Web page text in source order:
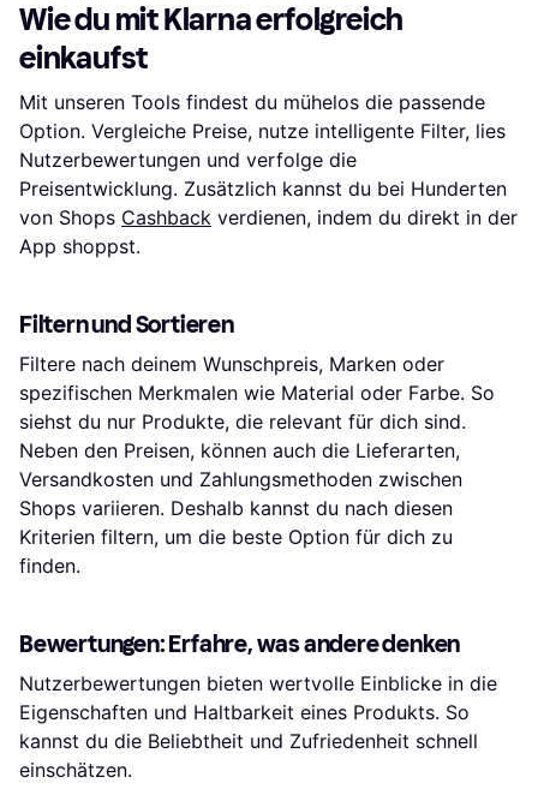
Wie du mit Klarna erfolgreich
einkaufst
Mit unseren Tools findest du mühelos die passende
Option. Vergleiche Preise, nutze intelligente Filter, lies
Nutzerbewertungen und verfolge die
Preisentwicklung. Zusätzlich kannst du bei Hunderten
von Shops Cashback verdienen, indem du direkt in der
App shoppst.
Filtern und Sortieren
Filtere nach deinem Wunschpreis, Marken oder
spezifischen Merkmalen wie Material oder Farbe. So
siehst du nur Produkte, die relevant für dich sind.
Neben den Preisen, können auch die Lieferarten,
Versandkosten und Zahlungsmethoden zwischen
Shops variieren. Deshalb kannst du nach diesen
Kriterien filtern, um die beste Option für dich zu
finden.
Bewertungen: Erfahre, was andere denken
Nutzerbewertungen bieten wertvolle Einblicke in die
Eigenschaften und Haltbarkeit eines Produkts. So
kannst du die Beliebtheit und Zufriedenheit schnell
einschätzen.